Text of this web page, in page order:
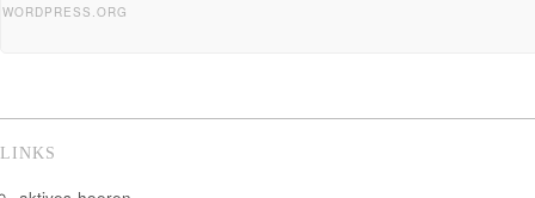
WORDPRESS.ORG
LINKS